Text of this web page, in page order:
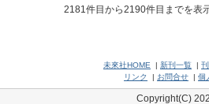
2181件目から2190件目までを表
未來社HOME | 新刊一覧 |
リンク
| お問合せ | 個
Copyright(C)